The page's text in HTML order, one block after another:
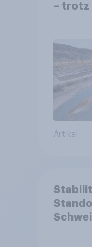
– trotz
Artikel